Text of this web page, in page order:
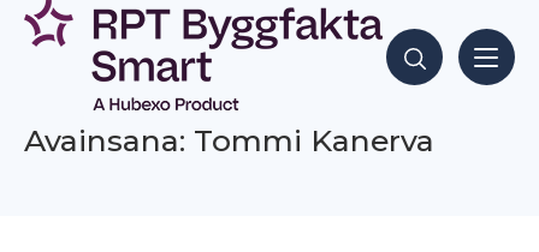
Siirry
sisältöön
Hae sisältöjä
Avainsana: Tommi Kanerva